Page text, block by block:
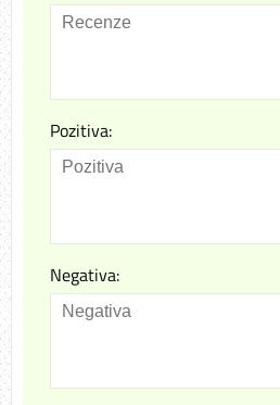
Pozitiva:
Negativa: